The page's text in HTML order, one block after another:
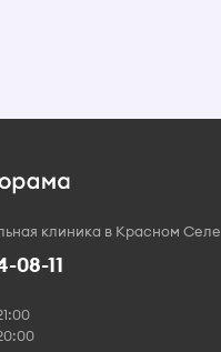
клиника в Красном Селе
08-11